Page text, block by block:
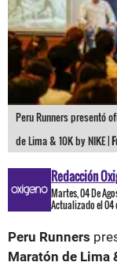
Peru Runners presentó
de Lima & 10K by NIKE |
Redacción
Martes, 04 De
Actualizado el 04
Peru Runners
Maratón de Lima